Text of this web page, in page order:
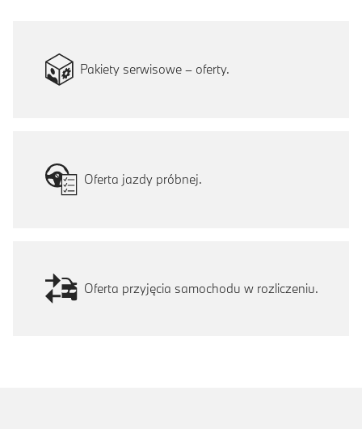
Pakiety serwisowe – oferty.
Oferta jazdy próbnej.
Oferta przyjęcia samochodu w rozliczeniu.